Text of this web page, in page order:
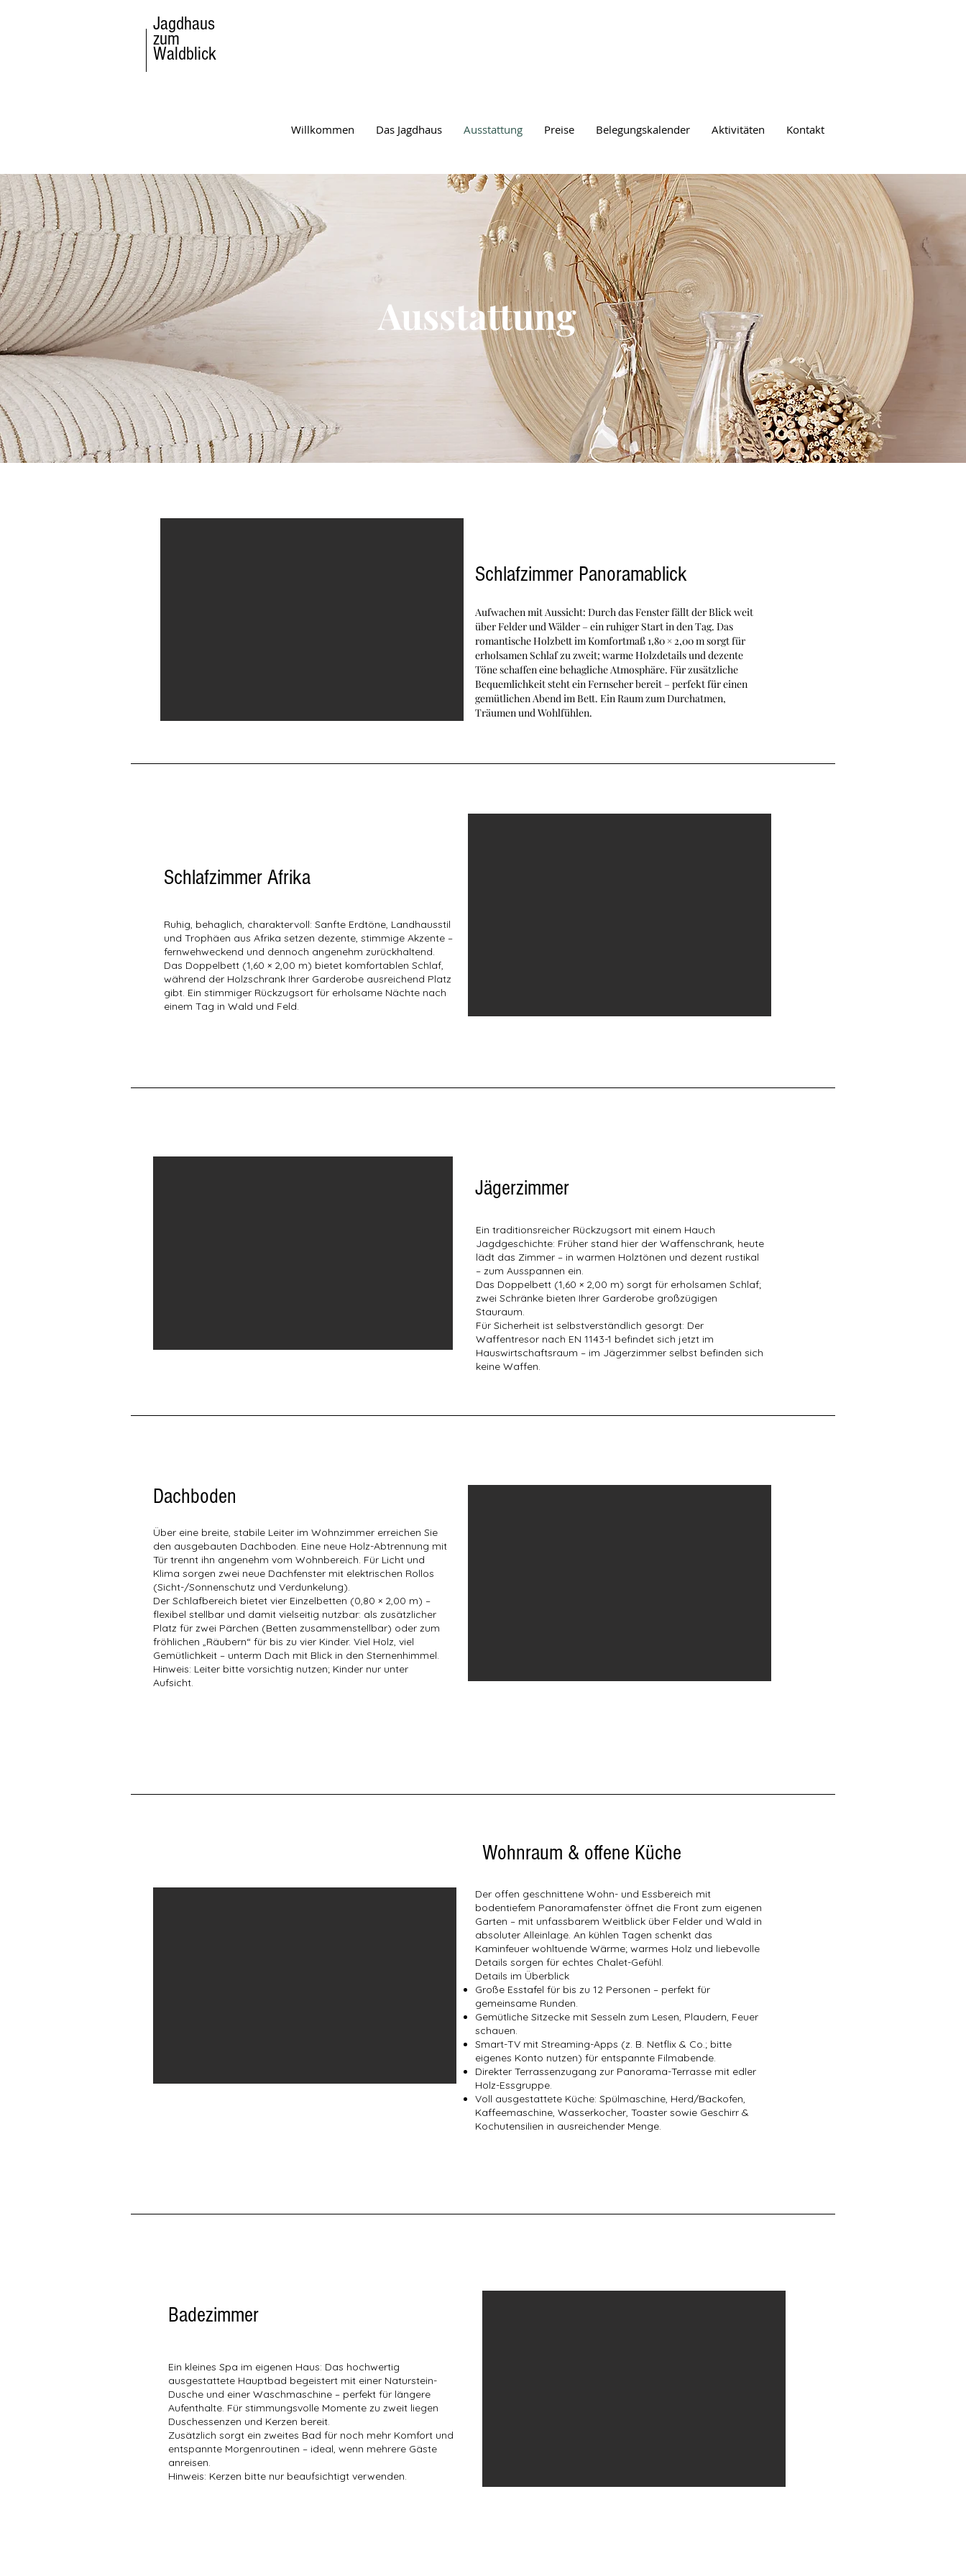
Jagdhaus
zum
Waldblick
Willkommen Das Jagdhaus Ausstattung Preise Belegungskalender Aktivitäten Kontakt
Ausstattung
Schlafzimmer Panoramablick
Aufwachen mit Aussicht: Durch das Fenster fällt der Blick weit
über Felder und Wälder – ein ruhiger Start in den Tag. Das
romantische Holzbett im Komfortmaß 1,80 × 2,00 m sorgt für
erholsamen Schlaf zu zweit; warme Holzdetails und dezente
Töne schaffen eine behagliche Atmosphäre. Für zusätzliche
Bequemlichkeit steht ein Fernseher bereit – perfekt für einen
gemütlichen Abend im Bett. Ein Raum zum Durchatmen,
Träumen und Wohlfühlen.
Schlafzimmer Afrika
Ruhig, behaglich, charaktervoll: Sanfte Erdtöne, Landhausstil
und Trophäen aus Afrika setzen dezente, stimmige Akzente –
fernwehweckend und dennoch angenehm zurückhaltend.
Das Doppelbett (1,60 × 2,00 m) bietet komfortablen Schlaf,
während der Holzschrank Ihrer Garderobe ausreichend Platz
gibt. Ein stimmiger Rückzugsort für erholsame Nächte nach
einem Tag in Wald und Feld.
Jägerzimmer
Ein traditionsreicher Rückzugsort mit einem Hauch
Jagdgeschichte: Früher stand hier der Waffenschrank, heute
lädt das Zimmer – in warmen Holztönen und dezent rustikal
– zum Ausspannen ein.
Das Doppelbett (1,60 × 2,00 m) sorgt für erholsamen Schlaf;
zwei Schränke bieten Ihrer Garderobe großzügigen
Stauraum.
Für Sicherheit ist selbstverständlich gesorgt: Der
Waffentresor nach EN 1143-1 befindet sich jetzt im
Hauswirtschaftsraum – im Jägerzimmer selbst befinden sich
keine Waffen.
Dachboden
Über eine breite, stabile Leiter im Wohnzimmer erreichen Sie
den ausgebauten Dachboden. Eine neue Holz-Abtrennung mit
Tür trennt ihn angenehm vom Wohnbereich. Für Licht und
Klima sorgen zwei neue Dachfenster mit elektrischen Rollos
(Sicht-/Sonnenschutz und Verdunkelung).
Der Schlafbereich bietet vier Einzelbetten (0,80 × 2,00 m) –
flexibel stellbar und damit vielseitig nutzbar: als zusätzlicher
Platz für zwei Pärchen (Betten zusammenstellbar) oder zum
fröhlichen „Räubern“ für bis zu vier Kinder. Viel Holz, viel
Gemütlichkeit – unterm Dach mit Blick in den Sternenhimmel.
Hinweis: Leiter bitte vorsichtig nutzen; Kinder nur unter
Aufsicht.
Wohnraum & offene Küche
Der offen geschnittene Wohn- und Essbereich mit
bodentiefem Panoramafenster öffnet die Front zum eigenen
Garten – mit unfassbarem Weitblick über Felder und Wald in
absoluter Alleinlage. An kühlen Tagen schenkt das
Kaminfeuer wohltuende Wärme; warmes Holz und liebevolle
Details sorgen für echtes Chalet-Gefühl.
Details im Überblick
Große Esstafel für bis zu 12 Personen – perfekt für
gemeinsame Runden.
Gemütliche Sitzecke mit Sesseln zum Lesen, Plaudern, Feuer
schauen.
Smart-TV mit Streaming-Apps (z. B. Netflix & Co.; bitte
eigenes Konto nutzen) für entspannte Filmabende.
Direkter Terrassenzugang zur Panorama-Terrasse mit edler
Holz-Essgruppe.
Voll ausgestattete Küche: Spülmaschine, Herd/Backofen,
Kaffeemaschine, Wasserkocher, Toaster sowie Geschirr &
Kochutensilien in ausreichender Menge.
Badezimmer
Ein kleines Spa im eigenen Haus: Das hochwertig
ausgestattete Hauptbad begeistert mit einer Naturstein-
Dusche und einer Waschmaschine – perfekt für längere
Aufenthalte. Für stimmungsvolle Momente zu zweit liegen
Duschessenzen und Kerzen bereit.
Zusätzlich sorgt ein zweites Bad für noch mehr Komfort und
entspannte Morgenroutinen – ideal, wenn mehrere Gäste
anreisen.
Hinweis: Kerzen bitte nur beaufsichtigt verwenden.